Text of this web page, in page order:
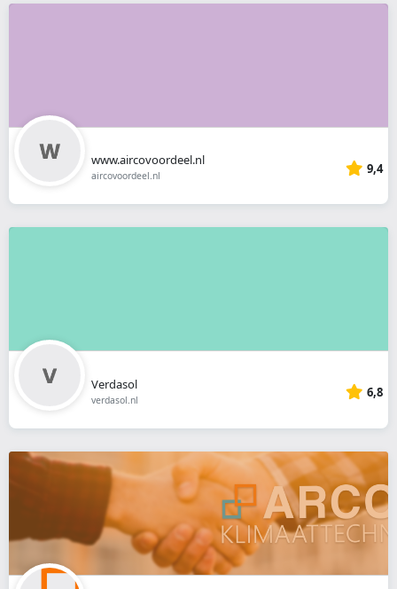
www.aircovoordeel.nl
aircovoordeel.nl 9,4
Verdasol
verdasol.nl 6,8